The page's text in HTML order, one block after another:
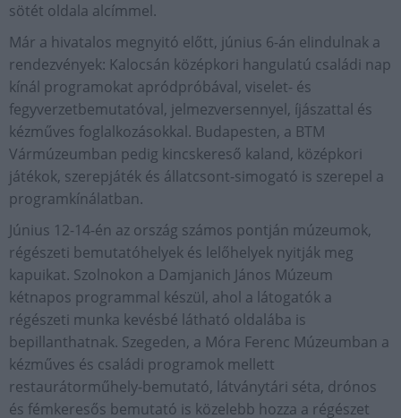
sötét oldala alcímmel.
Már a hivatalos megnyitó előtt, június 6-án elindulnak a
rendezvények: Kalocsán középkori hangulatú családi nap
kínál programokat apródpróbával, viselet- és
fegyverzetbemutatóval, jelmezversennyel, íjászattal és
kézműves foglalkozásokkal. Budapesten, a BTM
Vármúzeumban pedig kincskereső kaland, középkori
játékok, szerepjáték és állatcsont-simogató is szerepel a
programkínálatban.
Június 12-14-én az ország számos pontján múzeumok,
régészeti bemutatóhelyek és lelőhelyek nyitják meg
kapuikat. Szolnokon a Damjanich János Múzeum
kétnapos programmal készül, ahol a látogatók a
régészeti munka kevésbé látható oldalába is
bepillanthatnak. Szegeden, a Móra Ferenc Múzeumban a
kézműves és családi programok mellett
restaurátorműhely-bemutató, látványtári séta, drónos
és fémkeresős bemutató is közelebb hozza a régészet